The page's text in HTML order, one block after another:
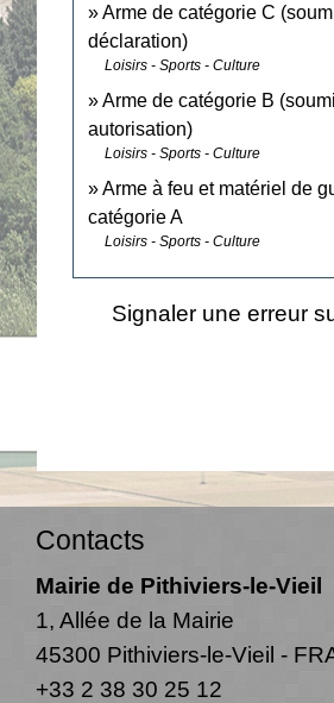
Arme de catégorie C
déclaration)
Loisirs - Sports - Culture
Arme de catégorie B
autorisation)
Loisirs - Sports - Culture
Arme à feu et matériel de
catégorie A
Loisirs - Sports - Culture
Signaler une erreur
Contacts
Mairie de Pithiviers-le-Vieil
1, Allée de la Mairie
45300 Pithiviers-le-Vieil -
+33 2 38 30 25 12